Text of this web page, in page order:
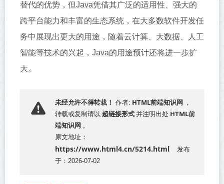
替代的优势，但Java凭借其广泛的适用性、强大的
跨平台能力和丰富的生态系统，在大多数软件开发任
务中展现出更大的用途，随着云计算、大数据、人工
智能等技术的兴起，Java的用途预计还将进一步扩
大。
未经允许不得转载！ 作者: HTML前端知识网 ，
转载或复制请以 超链接形式 并注明出处 HTML前
端知识网 。
原文地址：
https://www.html4.cn/5214.html
发布
于：2026-07-02